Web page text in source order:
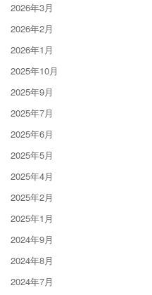
2026年3月
2026年2月
2026年1月
2025年10月
2025年9月
2025年7月
2025年6月
2025年5月
2025年4月
2025年2月
2025年1月
2024年9月
2024年8月
2024年7月